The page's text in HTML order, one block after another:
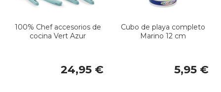
100% Chef accesorios de
cocina Vert Azur
24,95 €
Cubo de playa completo
Marino 12 cm
5,95 €